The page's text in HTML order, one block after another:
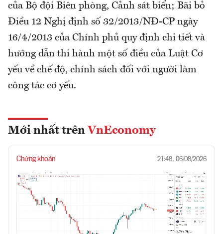
của Bộ đội Biên phòng, Cảnh sát biển; Bãi bỏ
Điều 12 Nghị định số 32/2013/NĐ-CP ngày
16/4/2013 của Chính phủ quy định chi tiết và
hướng dẫn thi hành một số điều của Luật Cơ
yếu về chế độ, chính sách đối với người làm
công tác cơ yếu.
Mới nhất trên VnEconomy
Chứng khoán 21:48, 06/08/2026